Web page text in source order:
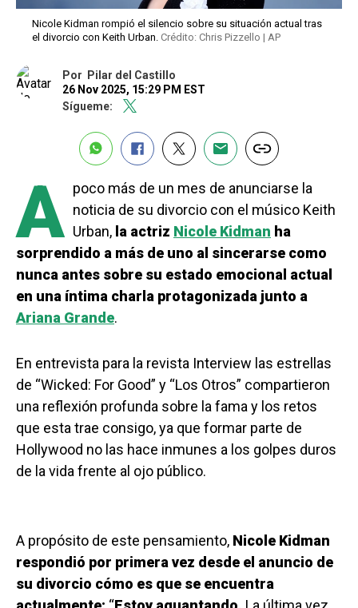
Nicole Kidman rompió el silencio sobre su situación actual tras
el divorcio con Keith Urban. Crédito: Chris Pizzello | AP
Por
Pilar del Castillo
26 Nov 2025, 15:29 PM EST
Sígueme:
A poco más de un mes de anunciarse la
noticia de su divorcio con el músico Keith
Urban, la actriz Nicole Kidman ha
sorprendido a más de uno al sincerarse como
nunca antes sobre su estado emocional actual
en una íntima charla protagonizada junto a
Ariana Grande.
En entrevista para la revista Interview las estrellas
de “Wicked: For Good” y “Los Otros” compartieron
una reflexión profunda sobre la fama y los retos
que esta trae consigo, ya que formar parte de
Hollywood no las hace inmunes a los golpes duros
de la vida frente al ojo público.
A propósito de este pensamiento, Nicole Kidman
respondió por primera vez desde el anuncio de
su divorcio cómo es que se encuentra